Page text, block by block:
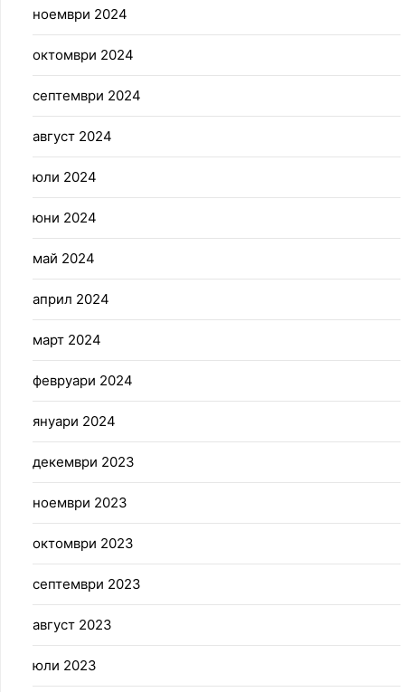
ноември 2024
октомври 2024
септември 2024
август 2024
юли 2024
юни 2024
май 2024
април 2024
март 2024
февруари 2024
януари 2024
декември 2023
ноември 2023
октомври 2023
септември 2023
август 2023
юли 2023